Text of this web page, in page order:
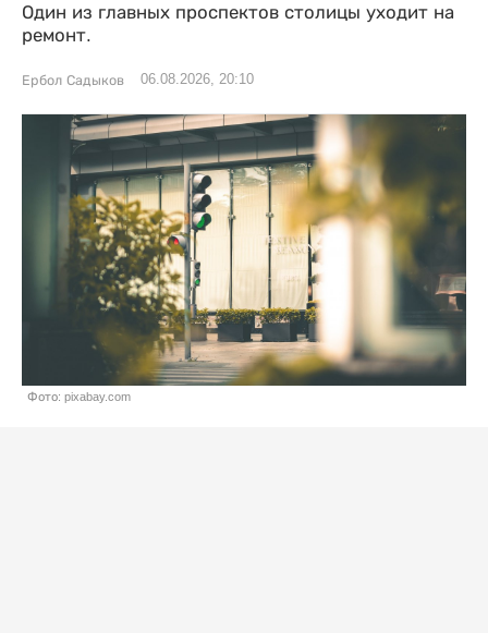
Один из главных проспектов столицы уходит на
ремонт.
Ербол Садыков 06.08.2026, 20:10
Фото: pixabay.com